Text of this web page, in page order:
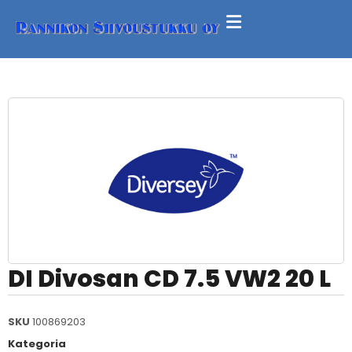
DI Divosan CD 7.5 VW2 20 L
SKU 100869203
Kategoria